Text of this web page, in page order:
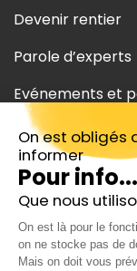
On est obligés
informer
Pour info...
Que nous
On est là pour le
on ne stocke pas de
Mais on doit vous
Devenir rentier
Parole d’experts
Evénements et
Parrainage
Guides
Investir en
Investir Bitcoin